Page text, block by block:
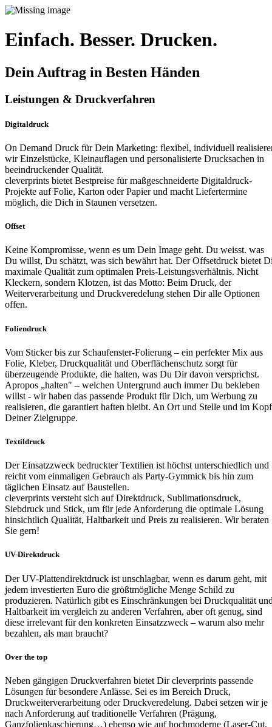
Einfach. Besser. Drucken.
Dein Auftrag in Besten Händen
Leistungen & Druckverfahren
Digitaldruck
On Demand Druck für Dein Marketing: flexibel, individuell
wir Einzelstücke, Kleinauflagen und personalisierte Drucksachen in
beeindruckender Qualität.
cleverprints bietet Bestpreise für maßgeschneiderte Digitaldruck-
Projekte auf Folie, Karton oder Papier und macht Liefertermine
möglich, die Dich in Staunen versetzen.
Offset
Keine Kompromisse, wenn es um Dein Image geht. Du weisst. was
Du willst, Du schätzt, was sich bewährt hat. Der Offsetdruck bietet
maximale Qualität zum optimalen Preis-Leistungsverhältnis. Nicht
Kleckern, sondern Klotzen, ist das Motto: Beim Druck, der
Weiterverarbeitung und Druckveredelung stehen Dir alle Optionen
offen.
Foliendruck
Vom Sticker bis zur Schaufenster-Folierung – ein perfekter Mix aus
Folie, Kleber, Druckqualität und Oberflächenschutz sorgt für
überzeugende Produkte, die halten, was Du Dir davon versprichst.
Apropos „halten" – welchen Untergrund auch immer Du bekleben
willst - wir haben das passende Produkt für Dich, um Werbung zu
realisieren, die garantiert haften bleibt. An Ort und Stelle und im Kopf
Deiner Zielgruppe.
Textildruck
Der Einsatzzweck bedruckter Textilien ist höchst unterschiedlich und
reicht vom einmaligen Gebrauch als Party-Gymmick bis hin zum
täglichen Einsatz auf Baustellen.
cleverprints versteht sich auf Direktdruck, Sublimationsdruck,
Siebdruck und Stick, um für jede Anforderung die optimale Lösung
hinsichtlich Qualität, Haltbarkeit und Preis zu realisieren. Wir beraten
Sie gern!
UV-Direktdruck
Der UV-Plattendirektdruck ist unschlagbar, wenn es darum geht, mit
jedem investierten Euro die größtmögliche Menge Schild zu
produzieren. Natürlich gibt es Einschränkungen bei Druckqualität
Haltbarkeit im vergleich zu anderen Verfahren, aber oft genug, sind
diese irrelevant für den konkreten Einsatzzweck – warum also mehr
bezahlen, als man braucht?
Over the top
Neben gängigen Druckverfahren bietet Dir cleverprints passende
Lösungen für besondere Anlässe. Sei es im Bereich Druck,
Druckweiterverarbeitung oder Druckveredelung. Dabei setzen wir je
nach Anforderung auf traditionelle Verfahren (Prägung,
Ganzfolienkaschierung…) ebenso wie auf hochmoderne (Laser-Cut,